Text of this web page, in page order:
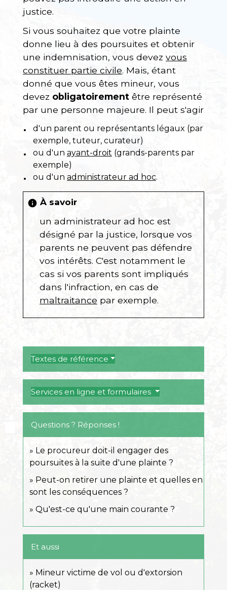
justice.
Si vous souhaitez que votre plainte
donne lieu à des poursuites et obtenir
une indemnisation, vous devez vous
constituer partie civile. Mais, étant
donné que vous êtes mineur, vous
devez obligatoirement être représenté
par une personne majeure. Il peut s'agir
d'un parent ou représentants légaux (par
exemple, tuteur, curateur)
ou d'un ayant-droit (grands-parents par
exemple)
ou d'un administrateur ad hoc.
info À savoir
un administrateur ad hoc est
désigné par la justice, lorsque vos
parents ne peuvent pas défendre
vos intérêts. C'est notamment le
cas si vos parents sont impliqués
dans l'infraction, en cas de
maltraitance par exemple.
Textes de référence
Services en ligne et formulaires
Questions ? Réponses !
Le procureur doit-il engager des
poursuites à la suite d'une plainte ?
Peut-on retirer une plainte et quelles en
sont les conséquences ?
Qu'est-ce qu'une main courante ?
Et aussi
Mineur victime de vol ou d'extorsion
(racket)